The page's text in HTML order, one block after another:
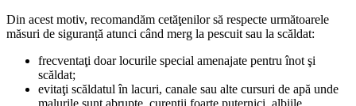
Din acest motiv, recomandăm cetăţenilor să respecte următoarele
măsuri de siguranță atunci când merg la pescuit sau la scăldat:
frecventaţi doar locurile special amenajate pentru înot şi
scăldat;
evitaţi scăldatul în lacuri, canale sau alte cursuri de apă unde
malurile sunt abrupte, curenţii foarte puternici, albiile